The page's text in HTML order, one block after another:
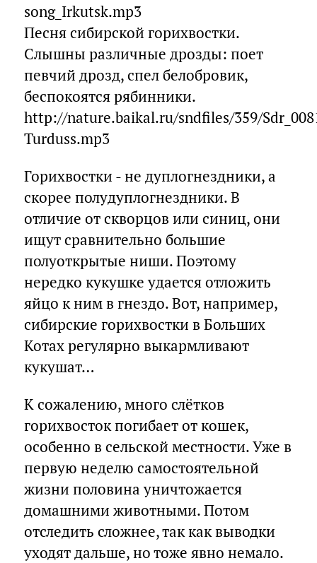
song_Irkutsk.mp3
Песня сибирской горихвостки.
Слышны различные дрозды: поет
певчий дрозд, спел белобровик,
беспокоятся рябинники.
http://nature.baikal.ru/sndfiles/359/
Turduss.mp3
Горихвостки - не дуплогнездники, а
скорее полудуплогнездники. В
отличие от скворцов или синиц, они
ищут сравнительно большие
полуоткрытые ниши. Поэтому
нередко кукушке удается отложить
яйцо к ним в гнездо. Вот, например,
сибирские горихвостки в Больших
Котах регулярно выкармливают
кукушат…
К сожалению, много слётков
горихвосток погибает от кошек,
особенно в сельской местности. Уже в
первую неделю самостоятельной
жизни половина уничтожается
домашними животными. Потом
отследить сложнее, так как выводки
уходят дальше, но тоже явно немало.